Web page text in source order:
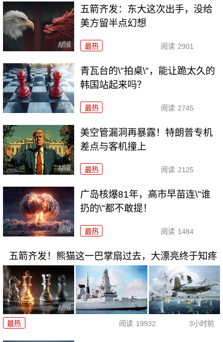
五箭齐发：东大这次出手，没给
美方留半点幻想
最热 阅读 2901
青瓦台的\"拍桌\"，能让跪太久的
韩国站起来吗？
最热 阅读 2745
美空管漏洞再暴露！特朗普专机
差点与客机撞上
最热 阅读 2125
广岛核爆81年，高市早苗连\"谁
扔的\"都不敢提！
最热 阅读 1484
五箭齐发！熊猫这一巴掌扇过去，大漂亮终于知疼
最热 阅读 19932 3小时前